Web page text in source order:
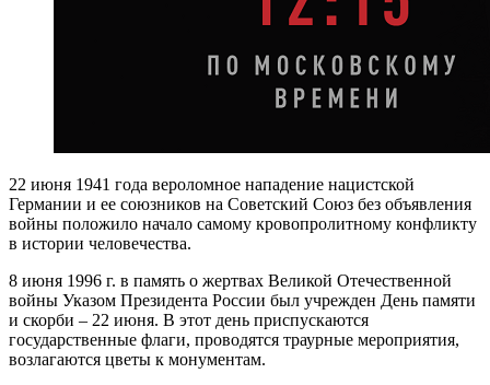
22 июня 1941 года вероломное нападение нацистской
Германии и ее союзников на Советский Союз без объявления
войны положило начало самому кровопролитному конфликту
в истории человечества.
8 июня 1996 г. в память о жертвах Великой Отечественной
войны Указом Президента России был учрежден День памяти
и скорби – 22 июня. В этот день приспускаются
государственные флаги, проводятся траурные мероприятия,
возлагаются цветы к монументам.